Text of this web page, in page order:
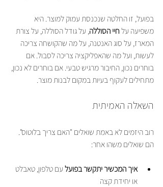
בפועל, זו החלטה שנכנסת עמוק למוצר. היא
משפיעה על חיי הסוללה, על גודל הסוללה, על צורת
המארז, על סוג האנטנה, על מה שהקושחה צריכה
לעשות, ועל מה שהאפליקציה צריכה לסבול. אם
בוחרים נכון, החיבור מרגיש טבעי. אם בוחרים לא נכון,
מתחילים לעקוף בעיות במקום לבנות מוצר.
השאלה האמיתית
רוב היזמים לא באמת שואלים "האם צריך בלוטוס".
הם שואלים משהו אחר:
איך המכשיר יתקשר בפועל עם טלפון, טאבלט
או יחידת קצה